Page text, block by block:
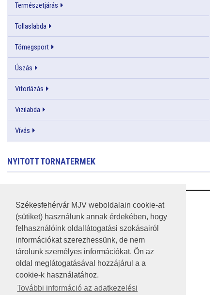
Székesfehérvár MJV weboldalain cookie-at
(sütiket) használunk annak érdekében, hogy
felhasználóink oldallátogatási szokásairól
információkat szerezhessünk, de nem
tárolunk személyes információkat. Ön az
oldal meglátogatásával hozzájárul a a
cookie-k használatához.
További információ az adatkezelési
Természetjárás
Tollaslabda
Tömegsport
Úszás
Vitorlázás
Vizilabda
Vívás
NYITOTT TORNATERMEK
RSS
A HONLAP 2017.03.31-I ÁLLAPOTA
JOGI NYILATKOZAT
IMPRESSZUM